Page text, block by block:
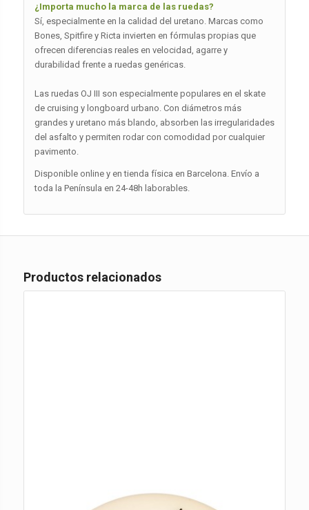
¿Importa mucho la marca de las ruedas?
Sí, especialmente en la calidad del uretano. Marcas como
Bones, Spitfire y Ricta invierten en fórmulas propias que
ofrecen diferencias reales en velocidad, agarre y
durabilidad frente a ruedas genéricas.
Las ruedas OJ III son especialmente populares en el skate
de cruising y longboard urbano. Con diámetros más
grandes y uretano más blando, absorben las irregularidades
del asfalto y permiten rodar con comodidad por cualquier
pavimento.
Disponible online y en tienda física en Barcelona. Envío a
toda la Península en 24-48h laborables.
Productos relacionados